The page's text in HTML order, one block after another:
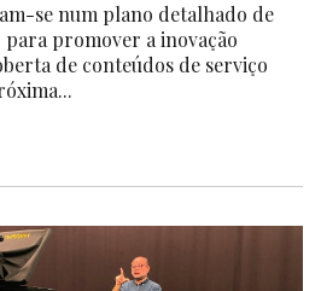
se num plano detalhado de
promover a inovação
de conteúdos de serviço